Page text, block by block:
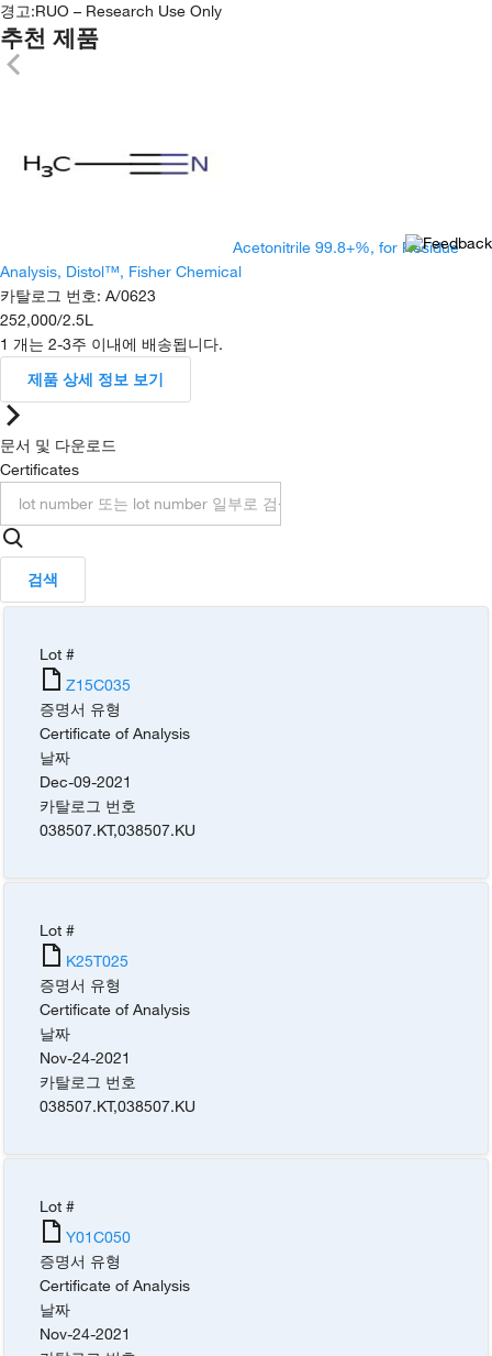
경고:RUO – Research Use Only
추천 제품
Acetonitrile 99.8+%, for Residue
Analysis, Distol™, Fisher Chemical
카탈로그 번호: A/0623
252,000/2.5L
1 개는 2-3주 이내에 배송됩니다.
제품 상세 정보 보기
문서 및 다운로드
Certificates
검색
Lot #
Z15C035
증명서 유형
Certificate of Analysis
날짜
Dec-09-2021
카탈로그 번호
038507.KT,038507.KU
Lot #
K25T025
증명서 유형
Certificate of Analysis
날짜
Nov-24-2021
카탈로그 번호
038507.KT,038507.KU
Lot #
Y01C050
증명서 유형
Certificate of Analysis
날짜
Nov-24-2021